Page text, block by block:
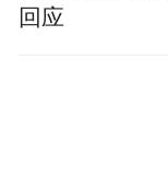
回应